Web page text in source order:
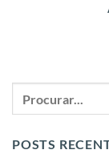
POSTS